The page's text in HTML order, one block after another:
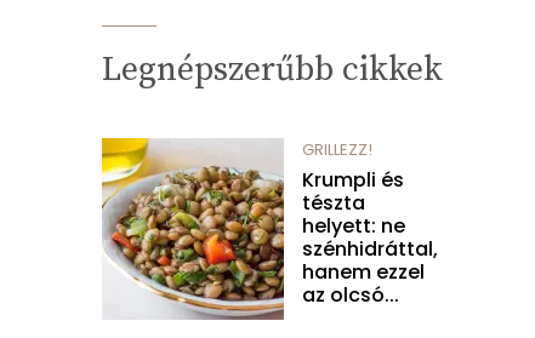
Legnépszerűbb cikkek
GRILLEZZ!
Krumpli és
tészta
helyett: ne
szénhidráttal,
hanem ezzel
az olcsó...